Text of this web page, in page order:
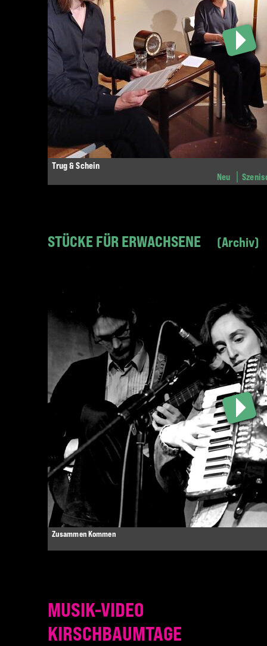
Trug & Schein
Neu
STÜCKE FÜR ERWACHSENE Archiv
Zusammen Kommen
MUSIK-VIDEO
KIRSCHBAUMTAGE